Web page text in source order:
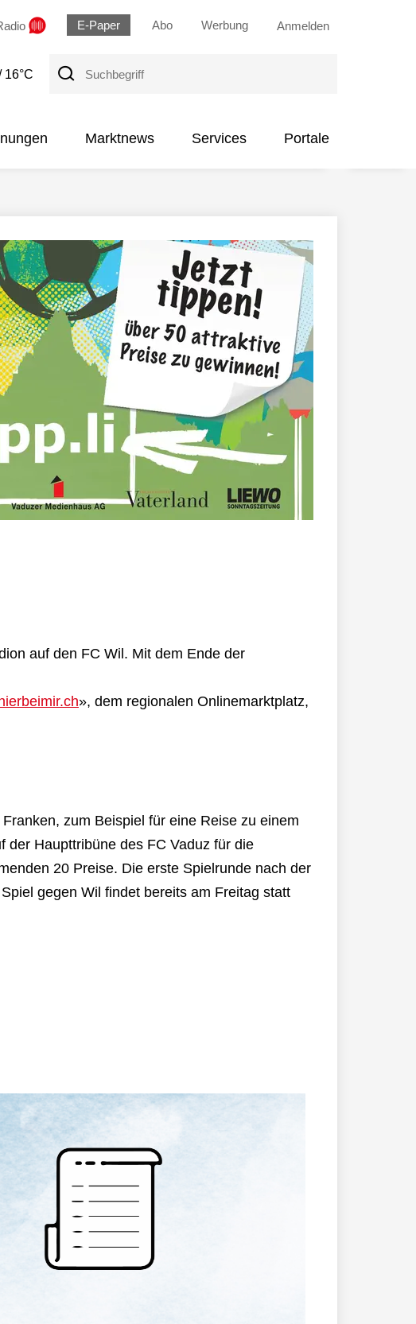
E-Paper Abo Werbung Anmelden
16°C
Suchbegriff
Marktnews Services Portale
auf den FC Wil. Mit dem Ende der
hierbeimir.ch», dem regionalen Onlinemarktplatz,
zum Beispiel für eine Reise zu einem
der Haupttribüne des FC Vaduz für die
20 Preise. Die erste Spielrunde nach der
gegen Wil findet bereits am Freitag statt